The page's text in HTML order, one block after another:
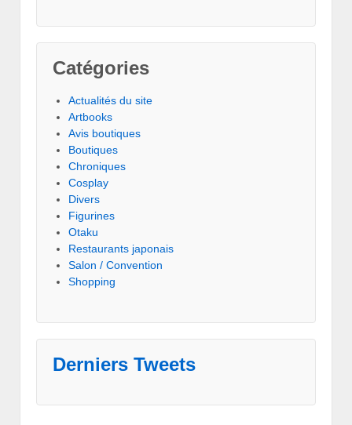
Catégories
Actualités du site
Artbooks
Avis boutiques
Boutiques
Chroniques
Cosplay
Divers
Figurines
Otaku
Restaurants japonais
Salon / Convention
Shopping
Derniers Tweets